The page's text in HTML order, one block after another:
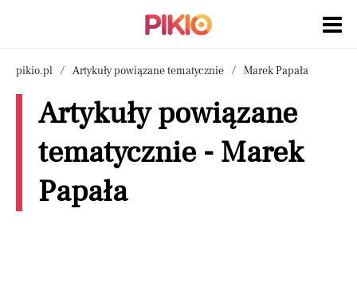
pikio.pl Artykuły powiązane tematycznie Marek Papała
Artykuły powiązane
tematycznie - Marek
Papała